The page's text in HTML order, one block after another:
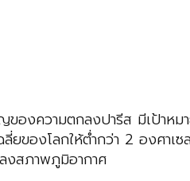
ของความตกลงปารีส มีเป้าห
ของโลกให้ต่ำกว่า 2 องศาเซ
งสภาพภูมิอากาศ